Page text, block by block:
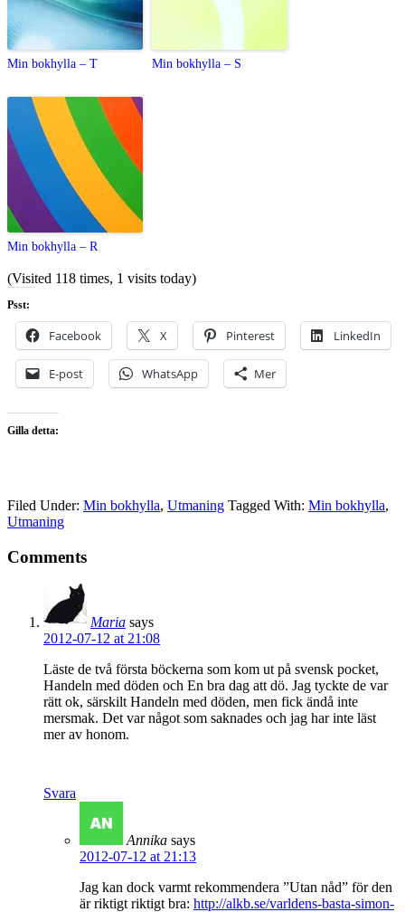
Min bokhylla – T Min bokhylla – S
Min bokhylla – R
(Visited 118 times, 1 visits today)
Psst:
Facebook X Pinterest LinkedIn
E-post WhatsApp Mer
Gilla detta:
Filed Under: Min bokhylla, Utmaning Tagged With: Min bokhylla,
Utmaning
Comments
Maria says
2012-07-12 at 21:08
Läste de två första böckerna som kom ut på svensk pocket,
Handeln med döden och En bra dag att dö. Jag tyckte de var
rätt ok, särskilt Handeln med döden, men fick ändå inte
mersmak. Det var något som saknades och jag har inte läst
mer av honom.
Svara
Annika says
2012-07-12 at 21:13
Jag kan dock varmt rekommendera ”Utan nåd” för den
är riktigt riktigt bra: http://alkb.se/varldens-basta-simon-